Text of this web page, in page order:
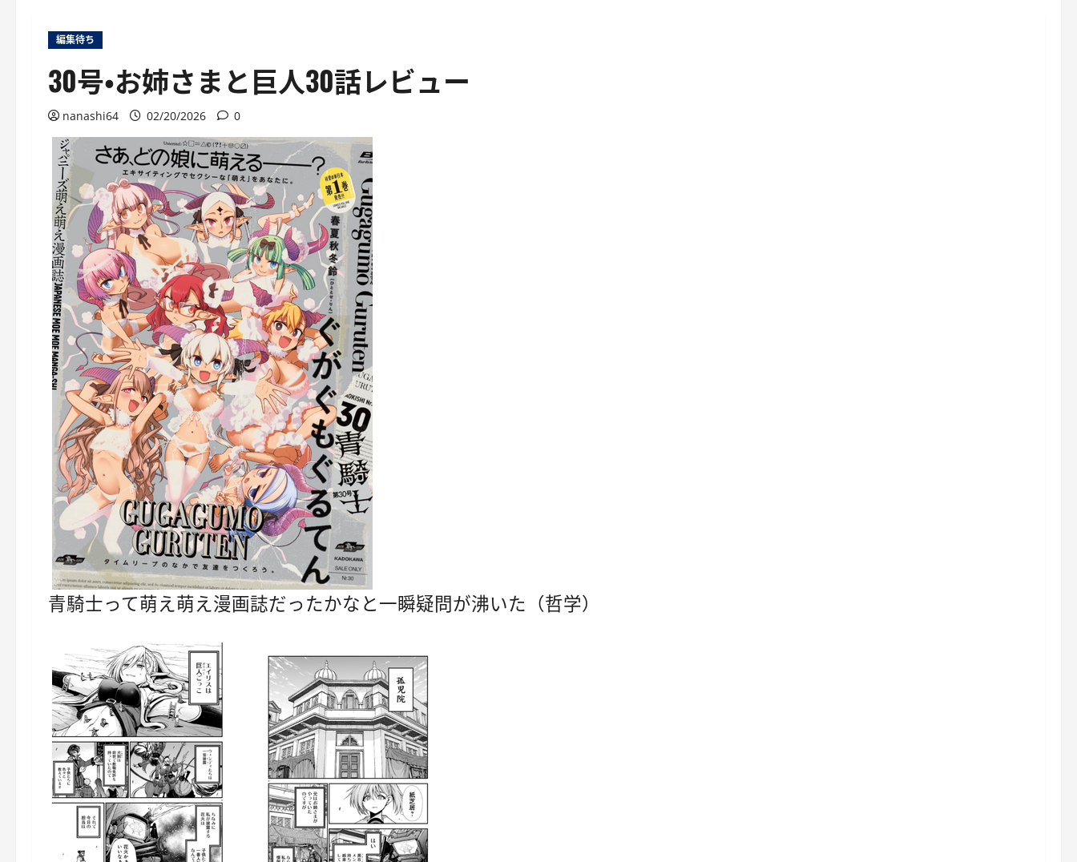
編集待ち
30号・お姉さまと巨人30話レビュー
nanashi64 02/20/2026 0
青騎士って萌え萌え漫画誌だったかなと一瞬疑問が沸いた（哲学）